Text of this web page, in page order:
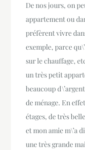
De nos jours, on
appartement ou
préfèrent vivre
exemple, parce
sur le chauffage,
un très petit
beaucoup
de ménage. En
étages, de très
et mon amie m\’a
une très grande